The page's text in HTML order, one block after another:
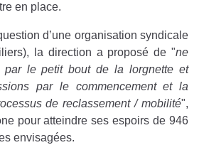
en place.
d’une organisation syndicale
la direction a proposé de "ne
par le petit bout de la lorgnette et
par le commencement et la
de reclassement / mobilité",
pour atteindre ses espoirs de 946
envisagées.